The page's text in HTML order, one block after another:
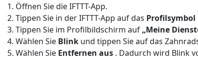
Öffnen Sie die IFTTT-App.
Tippen Sie in der IFTTT-App auf das Profilsymbol
Tippen Sie im Profilbildschirm auf „Meine
Wählen Sie Blink und tippen Sie auf das
Wählen Sie Entfernen aus . Dadurch wird Blink